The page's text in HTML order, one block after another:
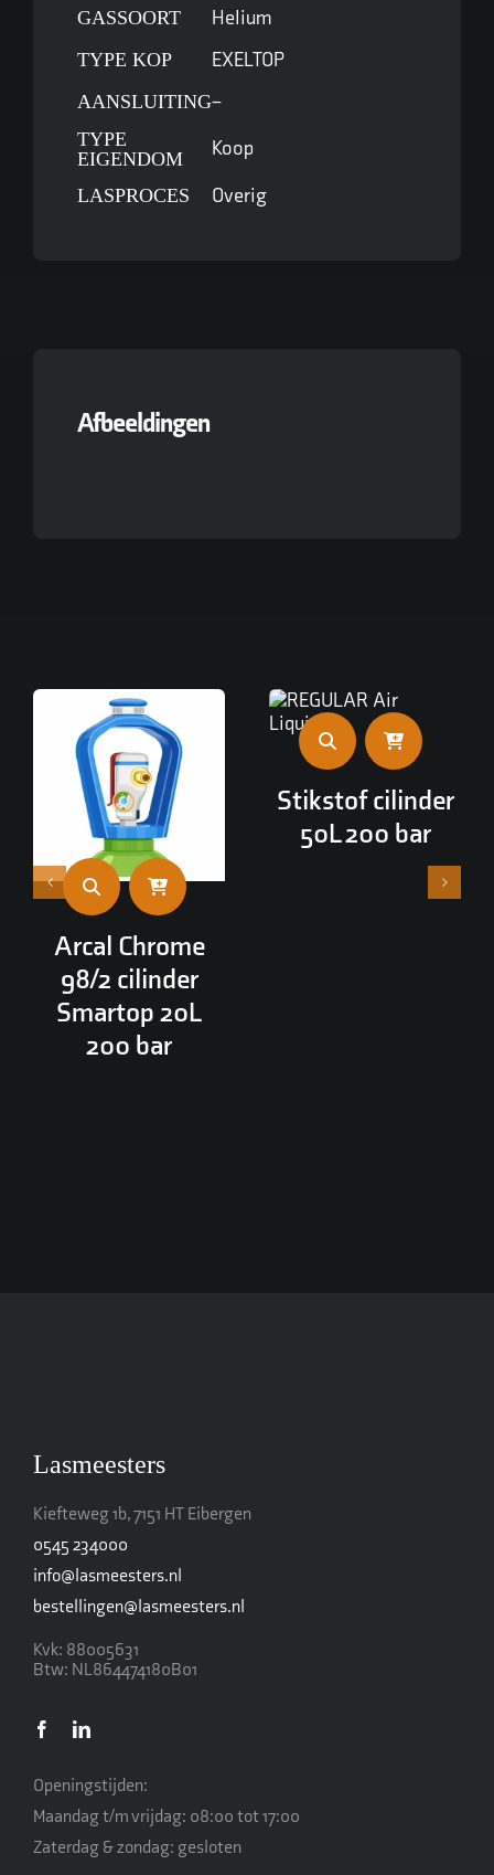
GASSOORT Helium
TYPE KOP EXELTOP
AANSLUITING–
TYPE
EIGENDOM
Koop
LASPROCES Overig
Afbeeldingen
Arcal Chrome
98/2 cilinder
Smartop 20L
200 bar
Stikstof cilinder
50L 200 bar
Lasmeesters
Kiefteweg 1b, 7151 HT Eibergen
0545 234000
info@lasmeesters.nl
bestellingen@lasmeesters.nl
Kvk: 88005631
Btw: NL864474180B01
Openingstijden:
Maandag t/m vrijdag: 08:00 tot 17:00
Zaterdag & zondag: gesloten